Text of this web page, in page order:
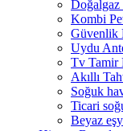
Doğalgaz
Kombi
Güvenlik
Uydu
Tv Tamir
Akıllı
Soğuk
Ticari
Beyaz